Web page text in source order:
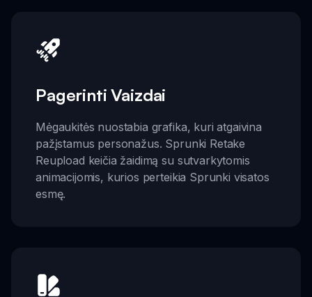
Pagerinti Vaizdai
Mėgaukitės nuostabia grafika, kuri atgaivina
pažįstamus personažus. Sprunki Retake
Reupload keičia žaidimą su sutvarkytomis
animacijomis, kurios perteikia Sprunki visatos
esmę.